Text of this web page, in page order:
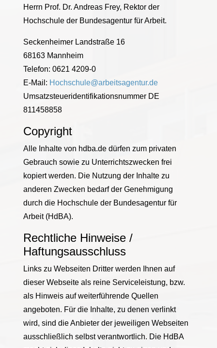
Herrn Prof. Dr. Andreas Frey, Rektor der
Hochschule der Bundesagentur für Arbeit.
Seckenheimer Landstraße 16
68163 Mannheim
Telefon: 0621 4209-0
E-Mail: Hochschule@arbeitsagentur.de
Umsatzsteueridentifikationsnummer DE
811458858
Copyright
Alle Inhalte von hdba.de dürfen zum privaten
Gebrauch sowie zu Unterrichtszwecken frei
kopiert werden. Die Nutzung der Inhalte zu
anderen Zwecken bedarf der Genehmigung
durch die Hochschule der Bundesagentur für
Arbeit (HdBA).
Rechtliche Hinweise /
Haftungsausschluss
Links zu Webseiten Dritter werden Ihnen auf
dieser Webseite als reine Serviceleistung, bzw.
als Hinweis auf weiterführende Quellen
angeboten. Für die Inhalte, zu denen verlinkt
wird, sind die Anbieter der jeweiligen Webseiten
ausschließlich selbst verantwortlich. Die HdBA